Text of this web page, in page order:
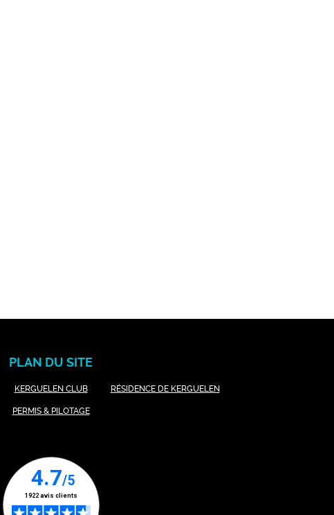
PLAN DU SITE
KERGUELEN CLUB
PERMIS & PILOTAGE
RÉSIDENCE DE KERGUELEN